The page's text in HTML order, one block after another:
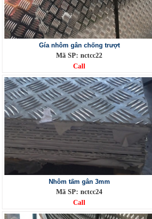
Gía nhôm gân chống trượt
Mã SP: nctcc22
Call
Nhôm tấm gân 3mm
Mã SP: nctcc24
Call